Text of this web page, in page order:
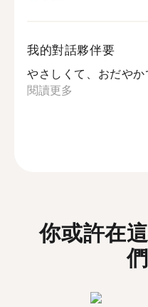
我的對話夥伴要
やさしくて、おだや
閱讀更多
你或許在